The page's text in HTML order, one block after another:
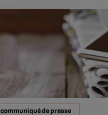
communiqué de presse